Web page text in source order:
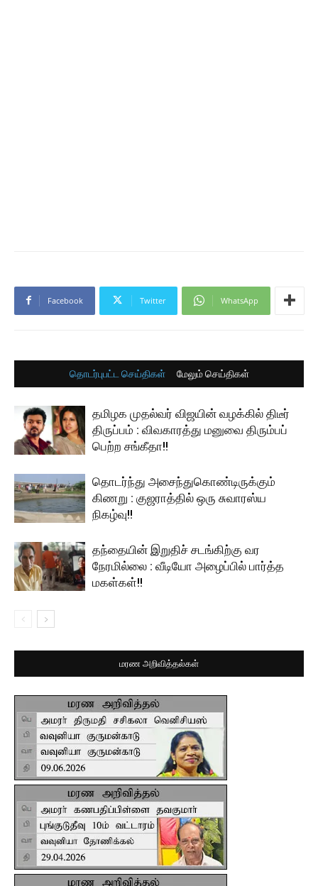
Facebook Twitter WhatsApp
தொடர்புபட்ட செய்திகள் மேலும் செய்திகள்
தமிழக முதல்வர் விஜயின் வழக்கில் திடீர்
திருப்பம் : விவகாரத்து மனுவை திரும்பப்
பெற்ற சங்கீதா!!
தொடர்ந்து அசைந்துகொண்டிருக்கும்
கிணறு : குஜராத்தில் ஒரு சுவாரஸ்ய
நிகழ்வு!!
தந்தையின் இறுதிச் சடங்கிற்கு வர
நேரமில்லை : வீடியோ அழைப்பில் பார்த்த
மகள்கள்!!
மரண அறிவித்தல்கள்